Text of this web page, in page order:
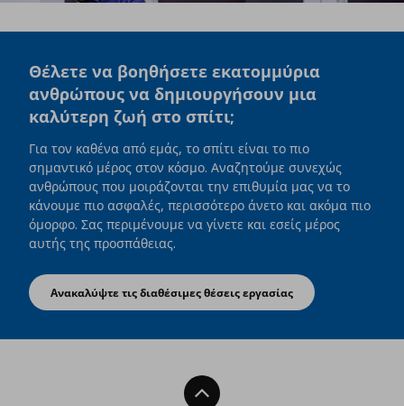
Θέλετε να βοηθήσετε εκατομμύρια
ανθρώπους να δημιουργήσουν μια
καλύτερη ζωή στο σπίτι;
Για τον καθένα από εμάς, το σπίτι είναι το πιο
σημαντικό μέρος στον κόσμο. Αναζητούμε συνεχώς
ανθρώπους που μοιράζονται την επιθυμία μας να το
κάνουμε πιο ασφαλές, περισσότερο άνετο και ακόμα πιο
όμορφο. Σας περιμένουμε να γίνετε και εσείς μέρος
αυτής της προσπάθειας.
Ανακαλύψτε τις διαθέσιμες θέσεις εργασίας
Back To Top